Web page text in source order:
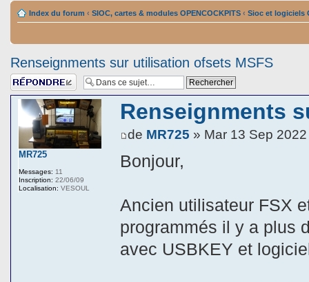
Index du forum ‹ SIOC, cartes & modules OPENCOCKPITS ‹ Sioc et logiciels
Renseignments sur utilisation ofsets MSFS
Répondre
Renseignments
de MR725 » Mar 13 Sep
Bonjour,
Ancien utilisateur FSX
programmés il y a plus
avec USBKEY et
MR725
Messages: 11
Inscription: 22/06/09
Localisation: VESOUL